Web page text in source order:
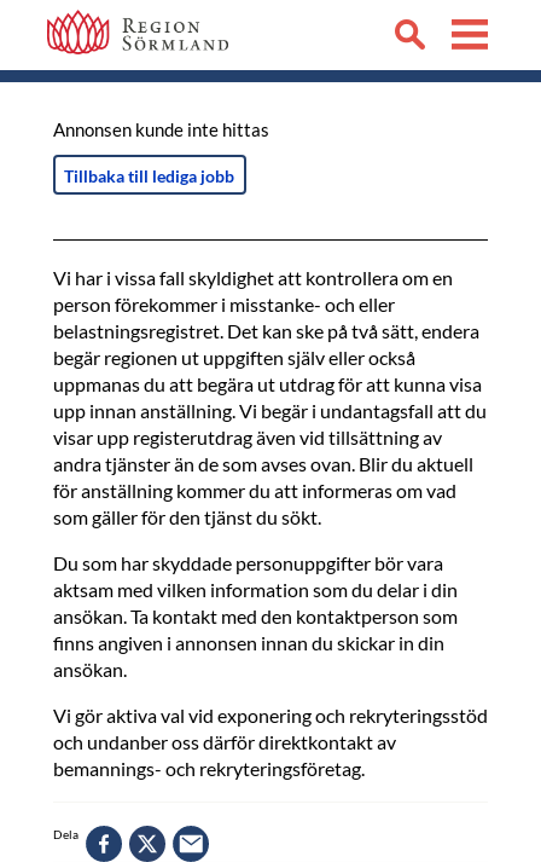
Annonsen kunde inte hittas
Tillbaka till lediga jobb
Vi har i vissa fall skyldighet att kontrollera om en
person förekommer i misstanke- och eller
belastningsregistret. Det kan ske på två sätt, endera
begär regionen ut uppgiften själv eller också
uppmanas du att begära ut utdrag för att kunna visa
upp innan anställning. Vi begär i undantagsfall att du
visar upp registerutdrag även vid tillsättning av
andra tjänster än de som avses ovan. Blir du aktuell
för anställning kommer du att informeras om vad
som gäller för den tjänst du sökt.
Du som har skyddade personuppgifter bör vara
aktsam med vilken information som du delar i din
ansökan. Ta kontakt med den kontaktperson som
finns angiven i annonsen innan du skickar in din
ansökan.
Vi gör aktiva val vid exponering och rekryteringsstöd
och undanber oss därför direktkontakt av
bemannings- och rekryteringsföretag.
Dela